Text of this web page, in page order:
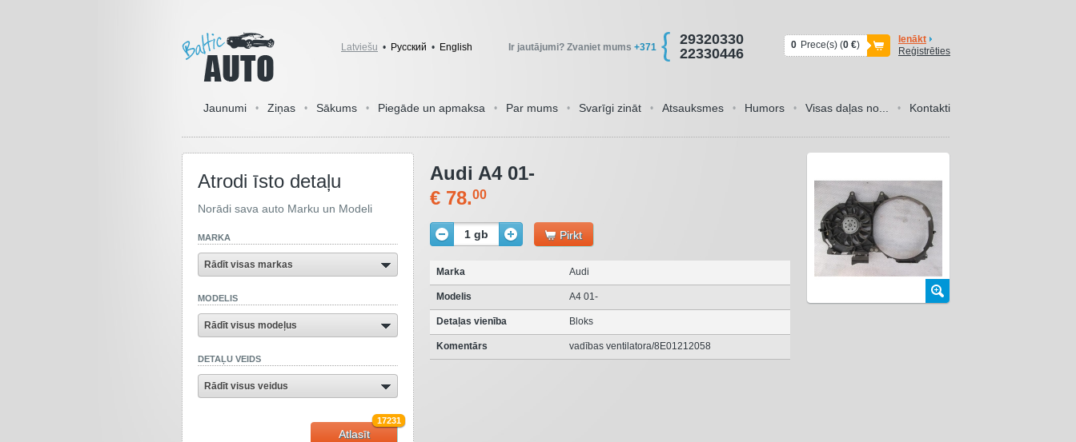
Latviešu • Pусский • English
Ienākt
Reģistrēties
0 Prece(s) (0 €)
Ir jautājumi? Zvaniet mums +371
29320330
22330446
Jaunumi • Ziņas • Sākums • Piegāde un apmaksa • Par mums • Svarīgi zināt • Atsauksmes • Humors • Visas daļas no... • Kontakti
Atrodi īsto detaļu
Norādi sava auto Marku un Modeli
MARKA
Rādīt visas markas
MODELIS
Rādīt visus modeļus
DETAĻU VEIDS
Rādīt visus veidus
Atlasīt
17231
Audi A4 01-
€ 78.00
1 gb Pirkt
Marka Audi
Modelis A4 01-
Detaļas vienība Bloks
Komentārs vadības ventilatora/8E01212058